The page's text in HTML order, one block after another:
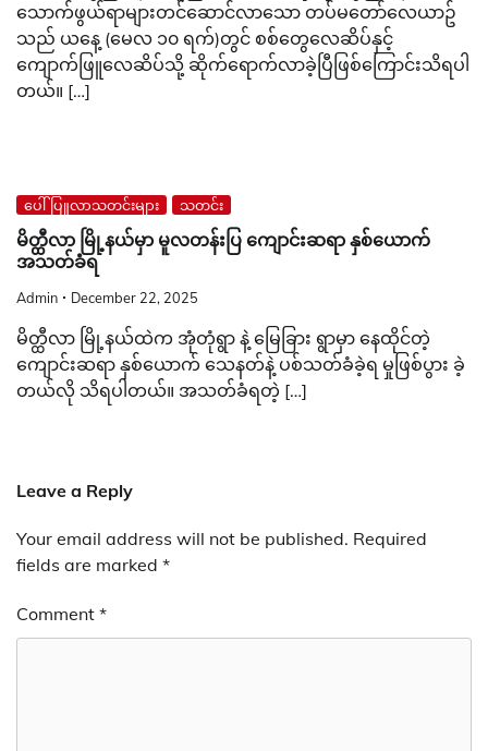
သောက်ဖွယ်ရာများတင်ဆောင်လာသော တပ်မတော်လေယာဥ်
သည် ယနေ့ (မေလ ၁၀ ရက်)တွင် စစ်တွေလေဆိပ်နှင့်
ကျောက်ဖြူလေဆိပ်သို့ ဆိုက်ရောက်လာခဲ့ပြီဖြစ်ကြောင်းသိရပါ
တယ်။ […]
ပေါ်ပြူလာသတင်းများ သတင်း
မိတ္ထီလာ မြို့နယ်မှာ မူလတန်းပြ ကျောင်းဆရာ နှစ်​ယောက်
အသတ်ခံရ
Admin December 22, 2025
မိတ္ထီလာ မြို့နယ်ထဲက အုံတုံရွာ နဲ့ မြေခြား ရွာမှာ နေထိုင်တဲ့
ကျောင်းဆရာ နှစ်ယောက် သေနတ်နဲ့ ပစ်သတ်ခံခဲ့ရ မှုဖြစ်ပွား ခဲ့
တယ်လို သိရပါတယ်။ အသတ်ခံရတဲ့ […]
Leave a Reply
Your email address will not be published. Required
fields are marked *
Comment *